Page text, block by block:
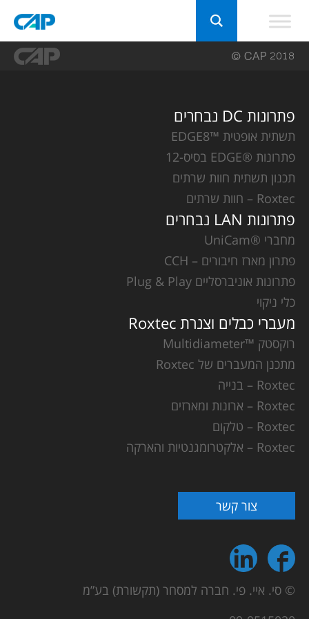
פתרונות DC נבחרים
תשתית אופטית ™EDGE8
פתרונות ®EDGE בסיס-12
תכנון תשתית חוות שרתים
Roxtec – חוות שרתים
פתרונות LAN נבחרים
מחברי ®UniCam
פתרון מארז חיבורים – CCH
פתרונות אוניברסליים Plug & Play
כלי ניקוי
מעברי כבלים וצנרת Roxtec
רוקסטק ™Multidiameter
מתכנן המעברים של Roxtec
Roxtec – בנייה
Roxtec – ארונות ומארזים
Roxtec – טלקום
Roxtec – אלקטרומגנטיות והארקה
צור קשר
© סי. איי. פי. חברה למסחר (תקשורת) בע”מ